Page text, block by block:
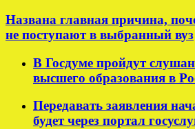
Названа главная причина,
не поступают в выбранный вуз
В Госдуме пройдут
высшего образования в
Передавать заявления
будет через портал